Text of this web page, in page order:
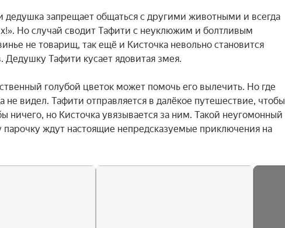
запрещает общаться с другими животными и всегда
Но случай сводит Тафити с неуклюжим и болтливым
не товарищ, так ещё и Кисточка невольно становится
Тафити кусает ядовитая змея.
голубой цветок может помочь его вылечить. Но где
не видел. Тафити отправляется в далёкое путешествие, чтобы
ничего, но Кисточка увязывается за ним. Такой неугомонный
ждут настоящие непредсказуемые приключения на